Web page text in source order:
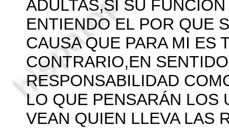
ADULTAS,SI SU
ENTIENDO EL POR QUE
CAUSA QUE PARA MI ES
CONTRARIO,EN
RESPONSABILIDAD
LO QUE PENSARÁN LOS
VEAN QUIEN LLEVA LAS